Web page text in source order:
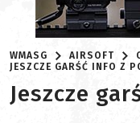
WMASG AIRSOFT
JESZCZE GARŚĆ INFO Z
Jeszcze